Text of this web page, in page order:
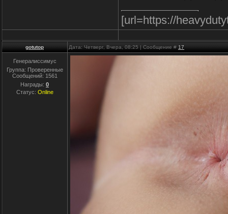
[url=https://
gotutop Дата: Четверг, Вчера, 08:25 | Сообщение # 17
Генералиссимус
Группа: Проверенные
Сообщений: 1561
Награды: 0
Статус: Online